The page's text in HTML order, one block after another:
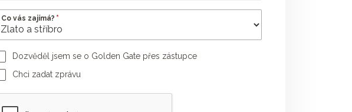
Co vás zajímá? *
Dozvěděl jsem se o Golden Gate přes zástupce
Jméno poradce Příjmení poradce
Chci zadat zprávu
Vaše zpráva